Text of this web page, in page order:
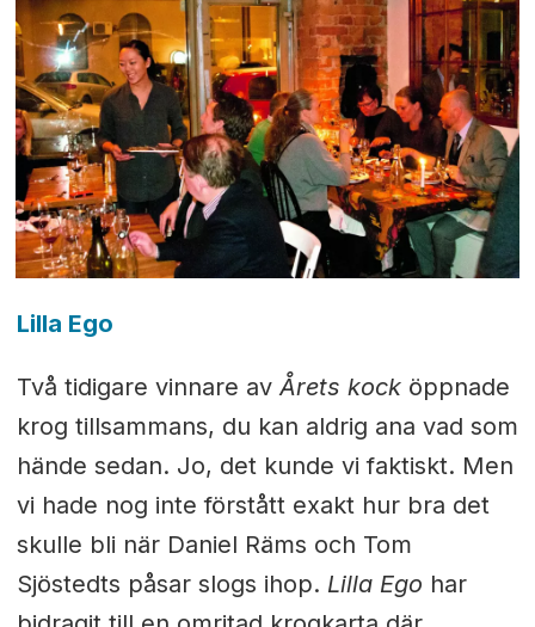
Lilla Ego
Två tidigare vinnare avÅrets kocköppnade
krog tillsammans, du kan aldrig ana vad som
hände sedan. Jo, det kunde vi faktiskt. Men
vi hade nog inte förstått exakt hur bra det
skulle bli när Daniel Räms och Tom
Sjöstedts påsar slogs ihop. Lilla Ego har